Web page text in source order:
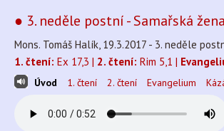
● 3. neděle postní - Samařská
Mons. Tomáš Halík, 19.3.2017 - 3. neděle
1. čtení: Ex 17,3 | 2. čtení: Rim 5,1 |
Úvod 1. čtení 2. čtení Evangelium